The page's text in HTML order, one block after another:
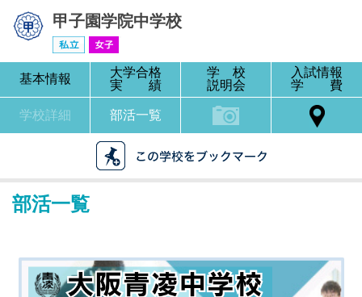
甲子園学院中学校
基本情報
大学合格
実 績
学 校
説明会
入試情報
学 費
学校詳細 部活一覧
部活一覧